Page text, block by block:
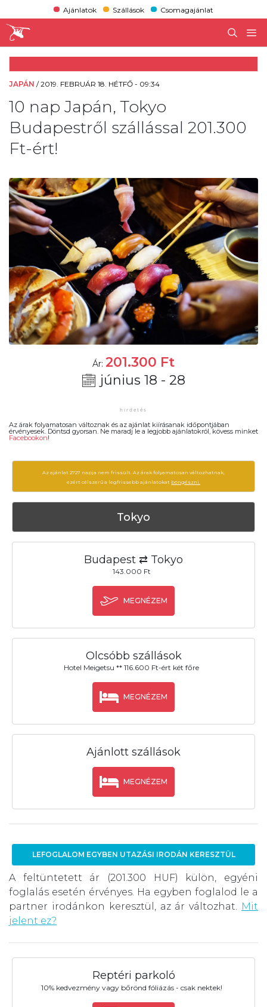
Ajánlatok Szállások Csomagajánlat
JAPÁN /2019. FEBRUÁR 18. HÉTFŐ - 09:34
10 nap Japán, Tokyo
Budapestről szállással 201.300
Ft-ért!
Ár: 201.300 Ft
június 18 - 28
Az árak folyamatosan változnak és az ajánlat kiírásanak időpontjában
érvényesek. Döntsd gyorsan. Ne maradj le a legjobb ajánlatokról, kövess minket
Facebookon!
Az ajánlat 2727 napja nem frissült. Az árak folyamatosan változhatnak,
ezért célszerű a legfrissebb ajánlatokat böngészni.
Tokyo
Budapest ⇄ Tokyo
143.000 Ft
MEGNÉZEM
Olcsóbb szállások
Hotel Meigetsu ** 116.600 Ft-ért két főre
MEGNÉZEM
Ajánlott szállások
MEGNÉZEM
LEFOGLALOM EGYBEN UTAZÁSI IRODÁN KERESZTÜL
A feltüntetett ár (201.300 HUF) külön, egyéni
foglalás esetén érvényes. Ha egyben foglalod le a
partner irodánkon keresztül, az ár változhat. Mit
jelent ez?
Reptéri parkoló
10% kedvezmény vagy bőrönd fóliázás - csak nektek!